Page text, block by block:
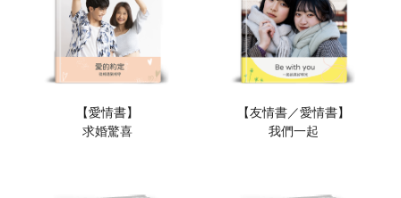
【愛情書】
求婚驚喜
【友情書／愛情書】
我們一起